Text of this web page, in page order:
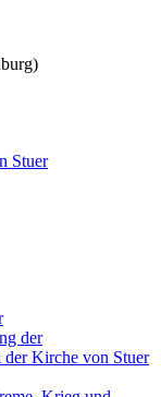
Stuer
der
der Kirche von Stuer